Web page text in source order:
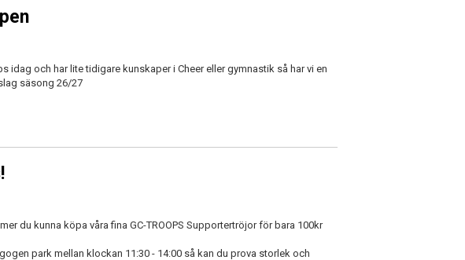
idag och har lite tidigare kunskaper i Cheer eller gymnastik så har vi en
säsong 26/27
du kunna köpa våra fina GC-TROOPS Supportertröjor för bara 100kr
park mellan klockan 11:30 - 14:00 så kan du prova storlek och